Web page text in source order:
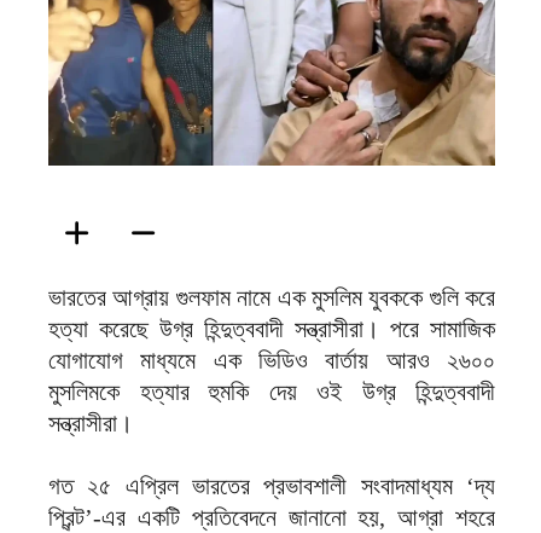
ভারতের আগ্রায় গুলফাম নামে এক মুসলিম যুবককে গুলি করে
হত্যা করেছে উগ্র হিন্দুত্ববাদী সন্ত্রাসীরা। পরে সামাজিক
যোগাযোগ মাধ্যমে এক ভিডিও বার্তায় আরও ২৬০০
মুসলিমকে হত্যার হুমকি দেয় ওই উগ্র হিন্দুত্ববাদী
সন্ত্রাসীরা।
গত ২৫ এপ্রিল ভারতের প্রভাবশালী সংবাদমাধ্যম ‘দ্য
প্রিন্ট’-এর একটি প্রতিবেদনে জানানো হয়, আগ্রা শহরে